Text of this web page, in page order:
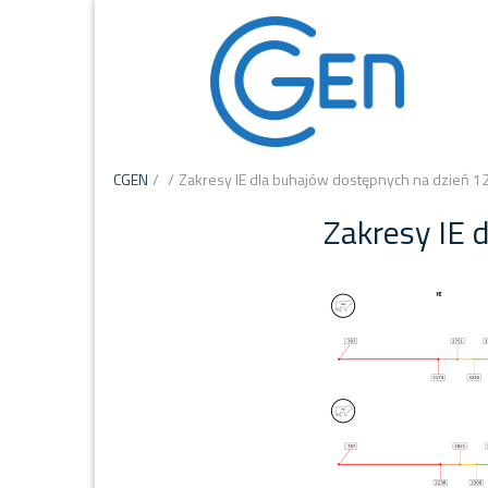
CGEN / / Zakresy IE dla buhajów dostępnych na dzień
Zakresy IE